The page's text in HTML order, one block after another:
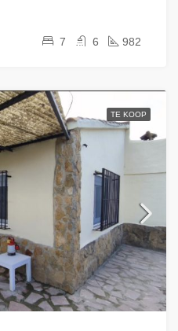
7 6 982
TE KOOP